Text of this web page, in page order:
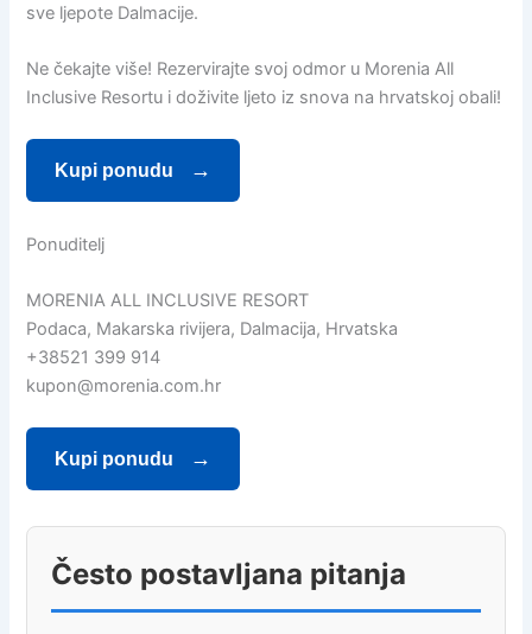
sve ljepote Dalmacije.
Ne čekajte više! Rezervirajte svoj odmor u Morenia All
Inclusive Resortu i doživite ljeto iz snova na hrvatskoj obali!
Kupi ponudu
Ponuditelj
MORENIA ALL INCLUSIVE RESORT
Podaca, Makarska rivijera, Dalmacija, Hrvatska
+38521 399 914
kupon@morenia.com.hr
Kupi ponudu
Često postavljana pitanja